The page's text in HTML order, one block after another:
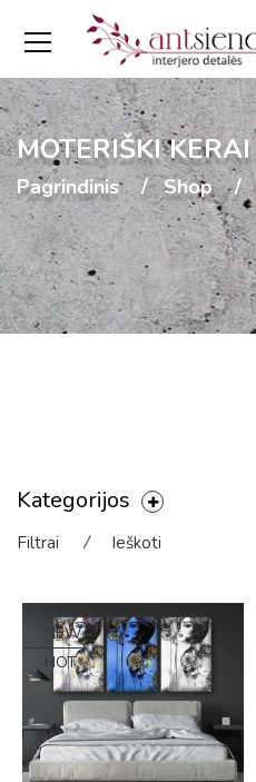
MOTERIŠKI KERAI
Pagrindinis Shop
Kategorijos
Filtrai ⁄ Ieškoti
NEW
HOT